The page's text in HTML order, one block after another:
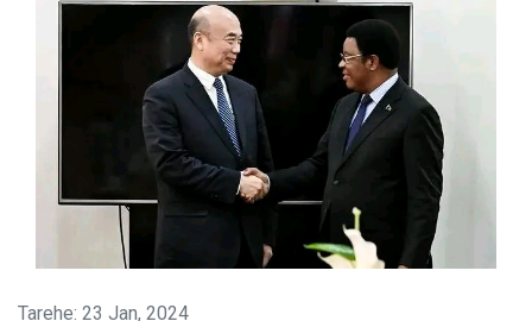
Tarehe: 23 Jan, 2024